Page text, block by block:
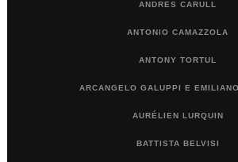
ANDRES CARULL
ANTONIO CAMAZZOLA
ANTONY TORTUL
ARCANGELO GALUPPI E
AURÉLIEN LURQUIN
BATTISTA BELVISI